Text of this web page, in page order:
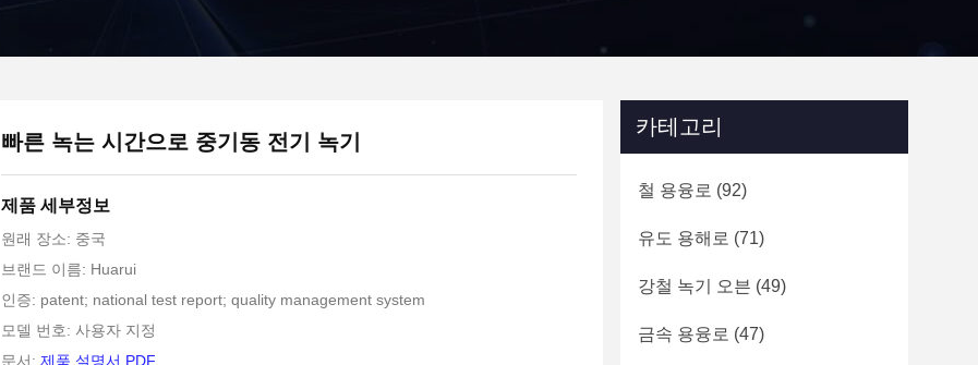
빠른 녹는 시간으로 중기동 전기 녹기
제품 세부정보
원래 장소: 중국
브랜드 이름: Huarui
인증: patent; national test report; quality management system
모델 번호: 사용자 지정
문서: 제품 설명서 PDF
카테고리
철 용융로 (92)
유도 용해로 (71)
강철 녹기 오븐 (49)
금속 용융로 (47)